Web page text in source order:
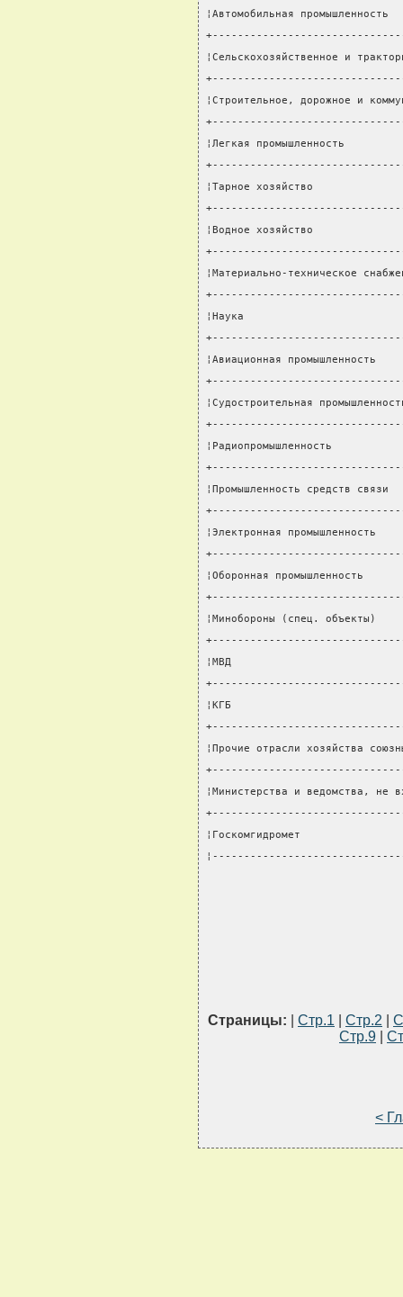
¦Автомобильная
¦Сельскохозяйственное и
¦Строительное, дорожное и
¦Легкая
¦Тарное хозяйство
¦Водное хозяйство
¦Материально-
¦Наука
¦Авиационная
¦Судостроительная
¦Радиопромышленность
¦Промышленность
¦Электронная
¦Оборонная
¦Минобороны (спец.
¦МВД
¦КГБ
¦Прочие отрасли хозяйства
¦Министерства и ведомства,
¦Госкомгидромет
Страницы: Стр.1 Стр.2
Стр.9
<